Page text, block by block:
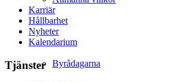
Byrådagarna
Karriär
Hållbarhet
Nyheter
Kalendarium
Tjänster